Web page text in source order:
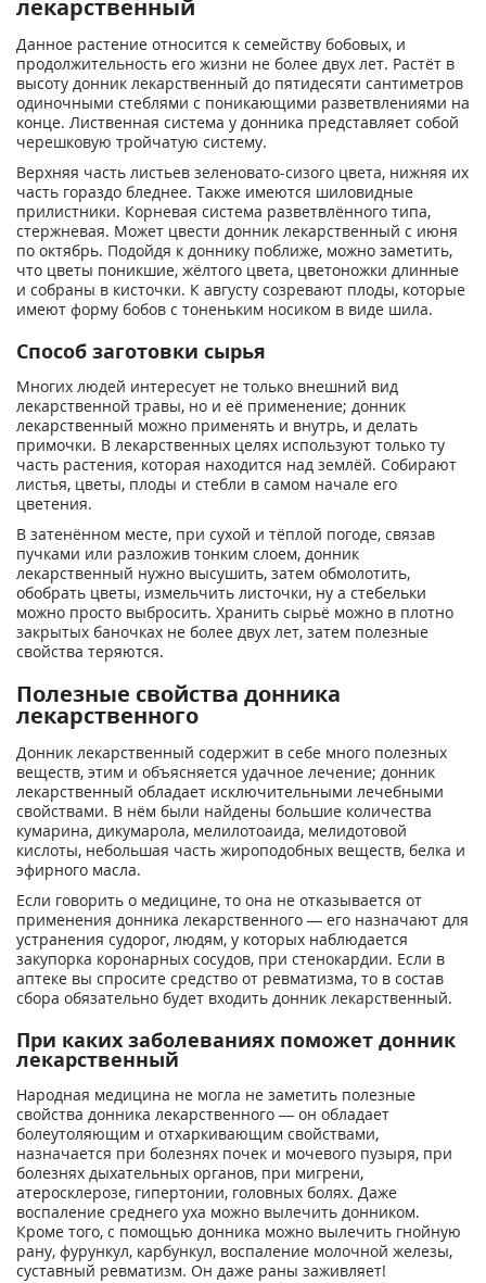
лекарственный
Данное растение относится к семейству бобовых, и
продолжительность его жизни не более двух лет. Растёт в
высоту донник лекарственный до пятидесяти сантиметров
одиночными стеблями с поникающими разветвлениями на
конце. Лиственная система у донника представляет собой
черешковую тройчатую систему.
Верхняя часть листьев зеленовато-сизого цвета, нижняя их
часть гораздо бледнее. Также имеются шиловидные
прилистники. Корневая система разветвлённого типа,
стержневая. Может цвести донник лекарственный с июня
по октябрь. Подойдя к доннику поближе, можно заметить,
что цветы поникшие, жёлтого цвета, цветоножки длинные
и собраны в кисточки. К августу созревают плоды, которые
имеют форму бобов с тоненьким носиком в виде шила.
Способ заготовки сырья
Многих людей интересует не только внешний вид
лекарственной травы, но и её применение; донник
лекарственный можно применять и внутрь, и делать
примочки. В лекарственных целях используют только ту
часть растения, которая находится над землёй. Собирают
листья, цветы, плоды и стебли в самом начале его
цветения.
В затенённом месте, при сухой и тёплой погоде, связав
пучками или разложив тонким слоем, донник
лекарственный нужно высушить, затем обмолотить,
обобрать цветы, измельчить листочки, ну а стебельки
можно просто выбросить. Хранить сырьё можно в плотно
закрытых баночках не более двух лет, затем полезные
свойства теряются.
Полезные свойства донника
лекарственного
Донник лекарственный содержит в себе много полезных
веществ, этим и объясняется удачное лечение; донник
лекарственный обладает исключительными лечебными
свойствами. В нём были найдены большие количества
кумарина, дикумарола, мелилотоаида, мелидотовой
кислоты, небольшая часть жироподобных веществ, белка и
эфирного масла.
Если говорить о медицине, то она не отказывается от
применения донника лекарственного — его назначают для
устранения судорог, людям, у которых наблюдается
закупорка коронарных сосудов, при стенокардии. Если в
аптеке вы спросите средство от ревматизма, то в состав
сбора обязательно будет входить донник лекарственный.
При каких заболеваниях поможет донник
лекарственный
Народная медицина не могла не заметить полезные
свойства донника лекарственного — он обладает
болеутоляющим и отхаркивающим свойствами,
назначается при болезнях почек и мочевого пузыря, при
болезнях дыхательных органов, при мигрени,
атеросклерозе, гипертонии, головных болях. Даже
воспаление среднего уха можно вылечить донником.
Кроме того, с помощью донника можно вылечить гнойную
рану, фурункул, карбункул, воспаление молочной железы,
суставный ревматизм. Он даже раны заживляет!